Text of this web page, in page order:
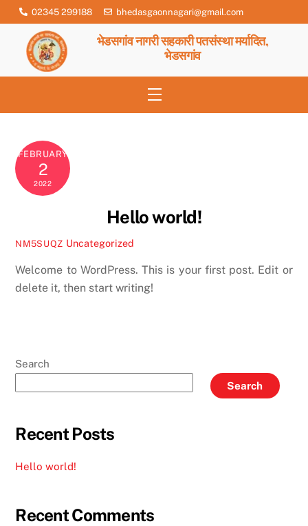
Skip
to
content
02345 299188 bhedasgaonnagari@gmail.com
भेडसगांव नागरी सहकारी पतसंस्था मर्यादित,
भेडसगांव
Menu
FEBRUARY
2
2022
Hello world!
NM5SUQZ Uncategorized
Welcome to WordPress. This is your first post. Edit or
delete it, then start writing!
Search
Search
Recent Posts
Hello world!
Recent Comments